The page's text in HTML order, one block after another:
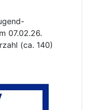
07.02.26.
(ca. 140)